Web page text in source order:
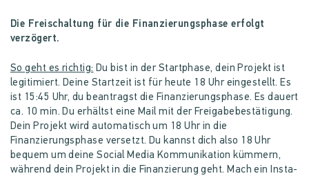
Die Freischaltung für die Finanzierungsphase erfolgt
verzögert.
So geht es richtig: Du bist in der Startphase, dein Projekt ist
legitimiert. Deine Startzeit ist für heute 18 Uhr eingestellt. Es
ist 15:45 Uhr, du beantragst die Finanzierungsphase. Es dauert
ca. 10 min. Du erhältst eine Mail mit der Freigabebestätigung.
Dein Projekt wird automatisch um 18 Uhr in die
Finanzierungsphase versetzt. Du kannst dich also 18 Uhr
bequem um deine Social Media Kommunikation kümmern,
während dein Projekt in die Finanzierung geht. Mach ein Insta-